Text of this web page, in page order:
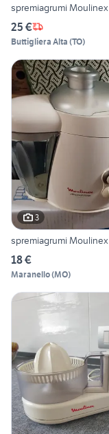
spremiagrumi Moulinex
25 €
Buttigliera Alta (TO)
3
spremiagrumi Moulinex
18 €
Maranello(MO)